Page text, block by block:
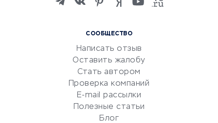
Маркетинг и продажи
Репетиторство
Красота и здоровье
Сервисы по поиску работы
Сетевой маркетинг
СООБЩЕСТВО
Написать отзыв
Оставить жалобу
Стать автором
Проверка компаний
E-mail рассылки
Полезные статьи
Блог